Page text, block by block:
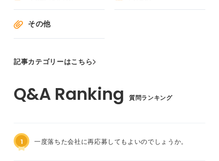
その他
記事カテゴリーはこちら
質問ランキング
1 一度落ちた会社に再応募してもよいのでしょうか。